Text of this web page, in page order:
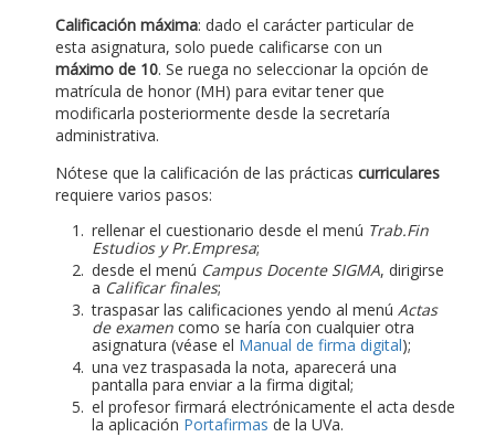
Calificación máxima: dado el carácter particular de
esta asignatura, solo puede calificarse con un
máximo de 10. Se ruega no seleccionar la opción de
matrícula de honor (MH) para evitar tener que
modificarla posteriormente desde la secretaría
administrativa.
Nótese que la calificación de las prácticas curriculares
requiere varios pasos:
rellenar el cuestionario desde el menú Trab.Fin
Estudios y Pr.Empresa;
desde el menú Campus Docente SIGMA, dirigirse
a Calificar finales;
traspasar las calificaciones yendo al menú Actas
de examen como se haría con cualquier otra
asignatura (véase el Manual de firma digital);
una vez traspasada la nota, aparecerá una
pantalla para enviar a la firma digital;
el profesor firmará electrónicamente el acta desde
la aplicación Portafirmas de la UVa.